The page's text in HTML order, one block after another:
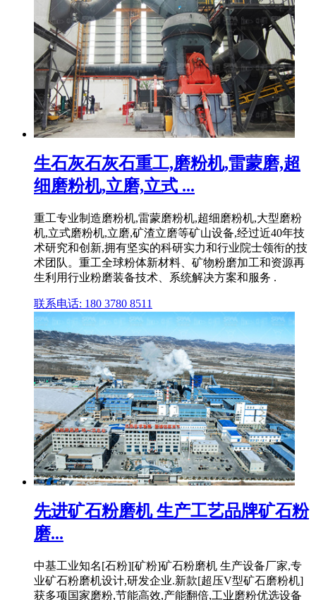
生石灰石灰石重工,磨粉机,雷蒙磨,超
细磨粉机,立磨,立式 ...
重工专业制造磨粉机,雷蒙磨粉机,超细磨粉机,大型磨粉
机,立式磨粉机,立磨,矿渣立磨等矿山设备,经过近40年技
术研究和创新,拥有坚实的科研实力和行业院士领衔的技
术团队。重工全球粉体新材料、矿物粉磨加工和资源再
生利用行业粉磨装备技术、系统解决方案和服务 .
联系电话: 180 3780 8511
先进矿石粉磨机 生产工艺品牌矿石粉
磨...
中基工业知名[石粉][矿粉]矿石粉磨机 生产设备厂家,专
业矿石粉磨机设计,研发企业.新款[超压V型矿石磨粉机]
获多项国家磨粉,节能高效,产能翻倍,工业磨粉优选设备